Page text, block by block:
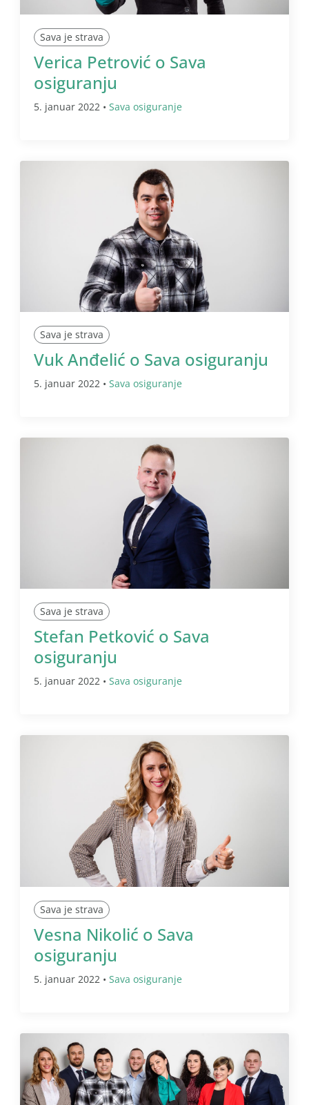
Sava je strava
Verica Petrović o Sava
osiguranju
5. januar 2022 • Sava osiguranje
Sava je strava
Vuk Anđelić o Sava osiguranju
5. januar 2022 • Sava osiguranje
Sava je strava
Stefan Petković o Sava
osiguranju
5. januar 2022 • Sava osiguranje
Sava je strava
Vesna Nikolić o Sava
osiguranju
5. januar 2022 • Sava osiguranje